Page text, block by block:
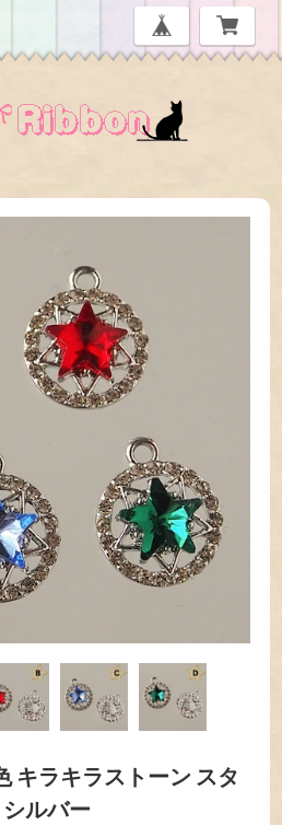
キラキラストーン スタ
ルバー